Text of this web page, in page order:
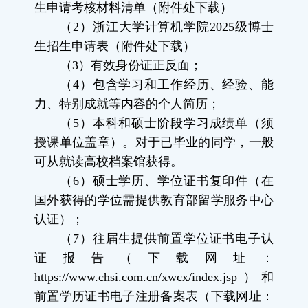
生申请考核材料清单（附件处下载）
（ 2 ）浙江大学计算机学院2025级博士
生招生申请表（附件处下载）
（3）有效身份证正反面；
（ 4）包含学习和工作经历、经验、能
力、特别成就等内容的个人简历；
（ 5）本科和硕士阶段学习成绩单（须
授课单位盖章）。对于已毕业的同学，一般
可从就读高校档案馆获得。
（ 6）硕士学历、学位证书复印件（在
国外获得的学位需提供教育部留学服务中心
认证）；
（ 7）往届生提供前置学位证书电子认
证报告（下载网址：
https://www.chsi.com.cn/xwcx/index.jsp ）和
前置学历证书电子注册备案表（下载网址：